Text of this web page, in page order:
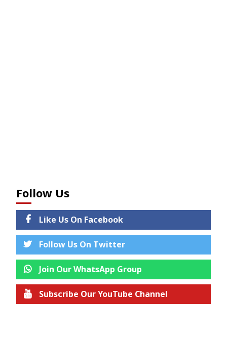
Follow Us
Like Us On Facebook
Follow Us On Twitter
Join Our WhatsApp Group
Subscribe Our YouTube Channel